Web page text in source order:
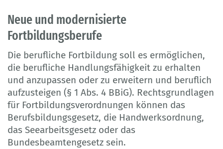
Neue und modernisierte
Fortbildungsberufe
Die berufliche Fortbildung soll es ermöglichen,
die berufliche Handlungsfähigkeit zu erhalten
und anzupassen oder zu erweitern und beruflich
aufzusteigen (§ 1 Abs. 4 BBiG). Rechtsgrundlagen
für Fortbildungsverordnungen können das
Berufsbildungsgesetz, die Handwerksordnung,
das Seearbeitsgesetz oder das
Bundesbeamtengesetz sein.